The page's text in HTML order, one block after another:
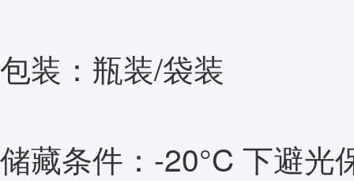
包装：瓶装/袋装
储藏条件：-20°C 下避光